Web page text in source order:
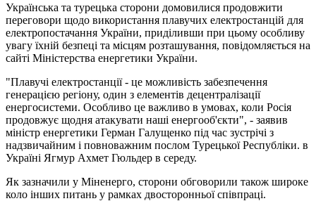
Українська та турецька сторони домовилися продовжити
переговори щодо використання плавучих електростанцій для
електропостачання України, приділивши при цьому особливу
увагу їхній безпеці та місцям розташування, повідомляється на
сайті Міністерства енергетики України.
"Плавучі електростанції - це можливість забезпечення
генерацією регіону, один з елементів децентралізації
енергосистеми. Особливо це важливо в умовах, коли Росія
продовжує щодня атакувати наші енергооб'єкти", - заявив
міністр енергетики Герман Галущенко під час зустрічі з
надзвичайним і повноважним послом Турецької Республіки. в
Україні Ягмур Ахмет Гюльдер в середу.
Як зазначили у Міненерго, сторони обговорили також широке
коло інших питань у рамках двосторонньої співпраці.